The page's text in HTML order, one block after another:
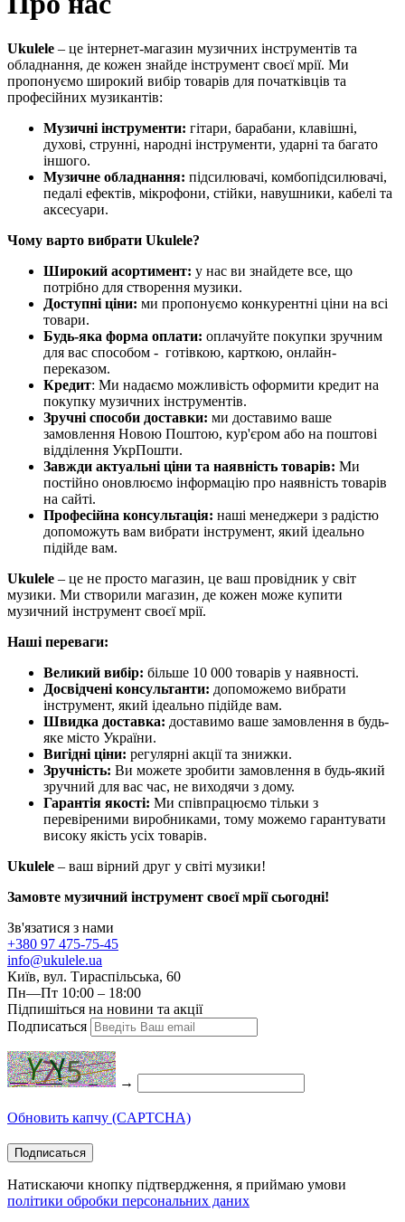
Ukulele – це інтернет-магазин музичних інструментів та
обладнання, де кожен знайде інструмент своєї мрії. Ми
пропонуємо широкий вибір товарів для початківців та
професійних музикантів:
Музичні інструменти: гітари, барабани, клавішні,
духові, струнні, народні інструменти, ударні та багато
іншого.
Музичне обладнання: підсилювачі, комбопідсилювачі,
педалі ефектів, мікрофони, стійки, навушники, кабелі та
аксесуари.
Чому варто вибрати Ukulele?
Широкий асортимент: у нас ви знайдете все, що
потрібно для створення музики.
Доступні ціни: ми пропонуємо конкурентні ціни на всі
товари.
Будь-яка форма оплати: оплачуйте покупки зручним
для вас способом - готівкою, карткою, онлайн-
переказом.
Кредит: Ми надаємо можливість оформити кредит на
покупку музичних інструментів.
Зручні способи доставки: ми доставимо ваше
замовлення Новою Поштою, кур'єром або на поштові
відділення УкрПошти.
Завжди актуальні ціни та наявність товарів: Ми
постійно оновлюємо інформацію про наявність товарів
на сайті.
Професійна консультація: наші менеджери з радістю
допоможуть вам вибрати інструмент, який ідеально
підійде вам.
Ukulele – це не просто магазин, це ваш провідник у світ
музики. Ми створили магазин, де кожен може купити
музичний інструмент своєї мрії.
Наші переваги:
Великий вибір: більше 10 000 товарів у наявності.
Досвідчені консультанти: допоможемо вибрати
інструмент, який ідеально підійде вам.
Швидка доставка: доставимо ваше замовлення в будь-
яке місто України.
Вигідні ціни: регулярні акції та знижки.
Зручність: Ви можете зробити замовлення в будь-який
зручний для вас час, не виходячи з дому.
Гарантія якості: Ми співпрацюємо тільки з
перевіреними виробниками, тому можемо гарантувати
високу якість усіх товарів.
Ukulele – ваш вірний друг у світі музики!
Замовте музичний інструмент своєї мрії сьогодні!
Зв'язатися з нами
+380 97 475-75-45
info@ukulele.ua
Київ, вул. Тираспільська, 60
Пн—Пт 10:00 – 18:00
Підпишіться на новини та акції
Подписаться
→
Обновить капчу (CAPTCHA)
Подписаться
Натискаючи кнопку підтвердження, я приймаю умови
політики обробки персональних даних